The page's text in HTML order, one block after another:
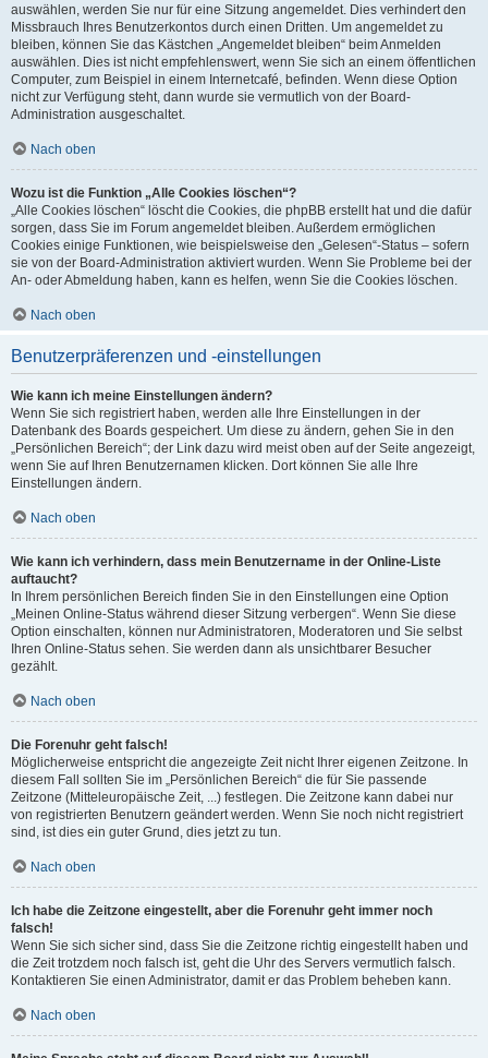
auswählen, werden Sie nur für eine Sitzung angemeldet. Dies verhindert den
Missbrauch Ihres Benutzerkontos durch einen Dritten. Um angemeldet zu
bleiben, können Sie das Kästchen „Angemeldet bleiben“ beim Anmelden
auswählen. Dies ist nicht empfehlenswert, wenn Sie sich an einem öffentlichen
Computer, zum Beispiel in einem Internetcafé, befinden. Wenn diese Option
nicht zur Verfügung steht, dann wurde sie vermutlich von der Board-
Administration ausgeschaltet.
Nach oben
Wozu ist die Funktion „Alle Cookies löschen“?
„Alle Cookies löschen“ löscht die Cookies, die phpBB erstellt hat und die dafür
sorgen, dass Sie im Forum angemeldet bleiben. Außerdem ermöglichen
Cookies einige Funktionen, wie beispielsweise den „Gelesen“-Status – sofern
sie von der Board-Administration aktiviert wurden. Wenn Sie Probleme bei der
An- oder Abmeldung haben, kann es helfen, wenn Sie die Cookies löschen.
Nach oben
Benutzerpräferenzen und -einstellungen
Wie kann ich meine Einstellungen ändern?
Wenn Sie sich registriert haben, werden alle Ihre Einstellungen in der
Datenbank des Boards gespeichert. Um diese zu ändern, gehen Sie in den
„Persönlichen Bereich“; der Link dazu wird meist oben auf der Seite angezeigt,
wenn Sie auf Ihren Benutzernamen klicken. Dort können Sie alle Ihre
Einstellungen ändern.
Nach oben
Wie kann ich verhindern, dass mein Benutzername in der Online-Liste
auftaucht?
In Ihrem persönlichen Bereich finden Sie in den Einstellungen eine Option
„Meinen Online-Status während dieser Sitzung verbergen“. Wenn Sie diese
Option einschalten, können nur Administratoren, Moderatoren und Sie selbst
Ihren Online-Status sehen. Sie werden dann als unsichtbarer Besucher
gezählt.
Nach oben
Die Forenuhr geht falsch!
Möglicherweise entspricht die angezeigte Zeit nicht Ihrer eigenen Zeitzone. In
diesem Fall sollten Sie im „Persönlichen Bereich“ die für Sie passende
Zeitzone (Mitteleuropäische Zeit, ...) festlegen. Die Zeitzone kann dabei nur
von registrierten Benutzern geändert werden. Wenn Sie noch nicht registriert
sind, ist dies ein guter Grund, dies jetzt zu tun.
Nach oben
Ich habe die Zeitzone eingestellt, aber die Forenuhr geht immer noch
falsch!
Wenn Sie sich sicher sind, dass Sie die Zeitzone richtig eingestellt haben und
die Zeit trotzdem noch falsch ist, geht die Uhr des Servers vermutlich falsch.
Kontaktieren Sie einen Administrator, damit er das Problem beheben kann.
Nach oben